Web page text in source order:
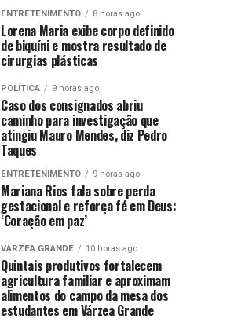
ENTRETENIMENTO 8 horas ago
Lorena Maria exibe corpo definido
de biquíni e mostra resultado de
cirurgias plásticas
POLÍTICA 9 horas ago
Caso dos consignados abriu
caminho para investigação que
atingiu Mauro Mendes, diz Pedro
Taques
ENTRETENIMENTO 9 horas ago
Mariana Rios fala sobre perda
gestacional e reforça fé em Deus:
‘Coração em paz’
VÁRZEA GRANDE 10 horas ago
Quintais produtivos fortalecem
agricultura familiar e aproximam
alimentos do campo da mesa dos
estudantes em Várzea Grande